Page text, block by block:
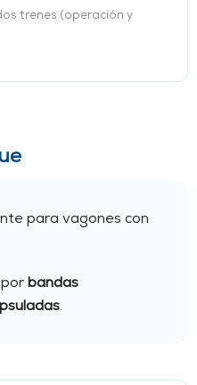
trenes (operación y
para vagones con
bandas
.